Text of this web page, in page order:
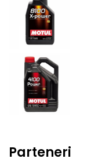
Parteneri